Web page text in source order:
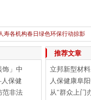
各机构春日绿色环保行动掠影
：中标地坪战略集采!立邦中国
饰」中
保健
范非法
推荐文章
立邦新型材
人保健康阜
从"群众上门